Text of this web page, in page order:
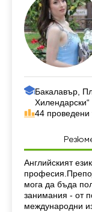
Бакалавър,
Хилендарски“
44 проведени
Резюме
Английският
мога да бъда
занимания - от
международни